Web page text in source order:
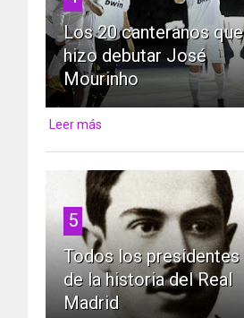
Los 20 canteranos que
hizo debutar José
Mourinho
Leer más
5
Todos los presidentes
de la historia del Real
Madrid